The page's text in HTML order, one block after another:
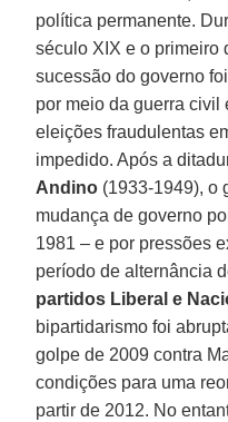
política permanente.
século XIX e o primeiro
sucessão do governo
por meio da guerra civil
eleições fraudulentas
impedido. Após a
Andino (1933-1949), o
mudança de governo
1981 – e por pressões
período de alternância
partidos Liberal e
bipartidarismo foi
golpe de 2009 contra
condições para uma
partir de 2012. No